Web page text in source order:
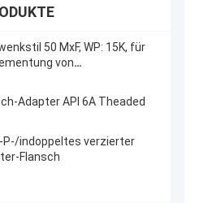
50 MxF, WP: 15K, für
von
Adapter API 6A Theaded
P-/indoppeltes verzierter
Flansch